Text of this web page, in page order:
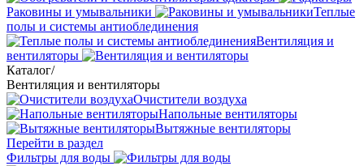
Раковины и умывальники
Теплые
полы и системы антиоблединения
Вентиляция и
вентиляторы
Каталог/
Вентиляция и вентиляторы
Очистители воздуха
Напольные вентиляторы
Вытяжные вентиляторы
Перейти в раздел
Фильтры для воды